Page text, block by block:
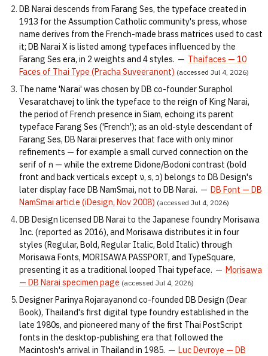
DB Narai descends from Farang Ses, the typeface created in
1913 for the Assumption Catholic community's press, whose
name derives from the French-made brass matrices used to cast
it; DB Narai X is listed among typefaces influenced by the
Farang Ses era, in 2 weights and 4 styles. — Thaifaces — 10
Faces of Thai Type (Pracha Suveeranont) (accessed Jul 4, 2026)
The name 'Narai' was chosen by DB co-founder Suraphol
Vesaratchavej to link the typeface to the reign of King Narai,
the period of French presence in Siam, echoing its parent
typeface Farang Ses ('French'); as an old-style descendant of
Farang Ses, DB Narai preserves that face with only minor
refinements — for example a small curved connection on the
serif of ก — while the extreme Didone/Bodoni contrast (bold
front and back verticals except ง, ร, ว) belongs to DB Design's
later display face DB NamSmai, not to DB Narai. — DB Font — DB
NamSmai article (iDesign, Nov 2008) (accessed Jul 4, 2026)
DB Design licensed DB Narai to the Japanese foundry Morisawa
Inc. (reported as 2016), and Morisawa distributes it in four
styles (Regular, Bold, Regular Italic, Bold Italic) through
Morisawa Fonts, MORISAWA PASSPORT, and TypeSquare,
presenting it as a traditional looped Thai typeface. — Morisawa
— DB Narai specimen page (accessed Jul 4, 2026)
Designer Parinya Rojarayanond co-founded DB Design (Dear
Book), Thailand's first digital type foundry established in the
late 1980s, and pioneered many of the first Thai PostScript
fonts in the desktop-publishing era that followed the
Macintosh's arrival in Thailand in 1985. — Luc Devroye — DB